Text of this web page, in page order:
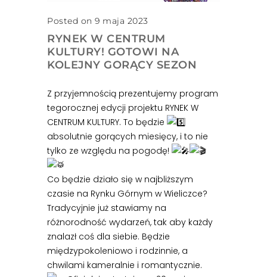
Posted on 9 maja 2023
RYNEK W CENTRUM
KULTURY! GOTOWI NA
KOLEJNY GORĄCY SEZON
Z przyjemnością prezentujemy program
tegorocznej edycji projektu RYNEK W
CENTRUM KULTURY. To będzie
absolutnie gorących miesięcy, i to nie
tylko ze względu na pogodę!
Co będzie działo się w najbliższym
czasie na Rynku Górnym w Wieliczce?
Tradycyjnie już stawiamy na
różnorodność wydarzeń, tak aby każdy
znalazł coś dla siebie. Będzie
międzypokoleniowo i rodzinnie, a
chwilami kameralnie i romantycznie.